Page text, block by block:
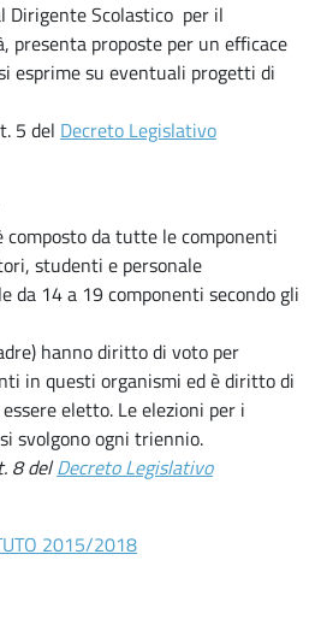
Dirigente Scolastico per il
presenta proposte per un efficace
esprime su eventuali progetti di
5 del Decreto Legislativo
composto da tutte le componenti
studenti e personale
da 14 a 19 componenti secondo gli
hanno diritto di voto per
in questi organismi ed è diritto di
eletto. Le elezioni per i
svolgono ogni triennio.
8 delDecreto Legislativo
2015/2018